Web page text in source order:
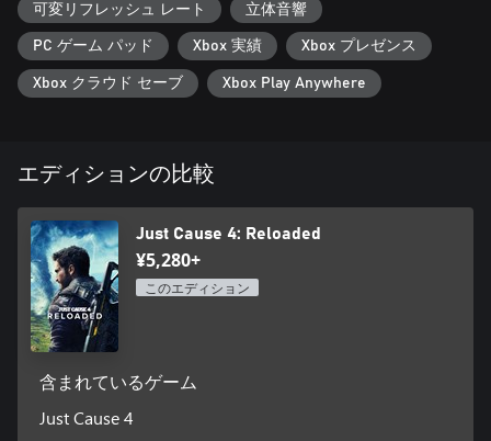
可変リフレッシュ レート 立体音響
PC ゲーム パッド Xbox 実績 Xbox プレゼンス
Xbox クラウド セーブ Xbox Play Anywhere
エディションの比較
Just Cause 4: Reloaded
¥5,280+
このエディション
含まれているゲーム
Just Cause 4